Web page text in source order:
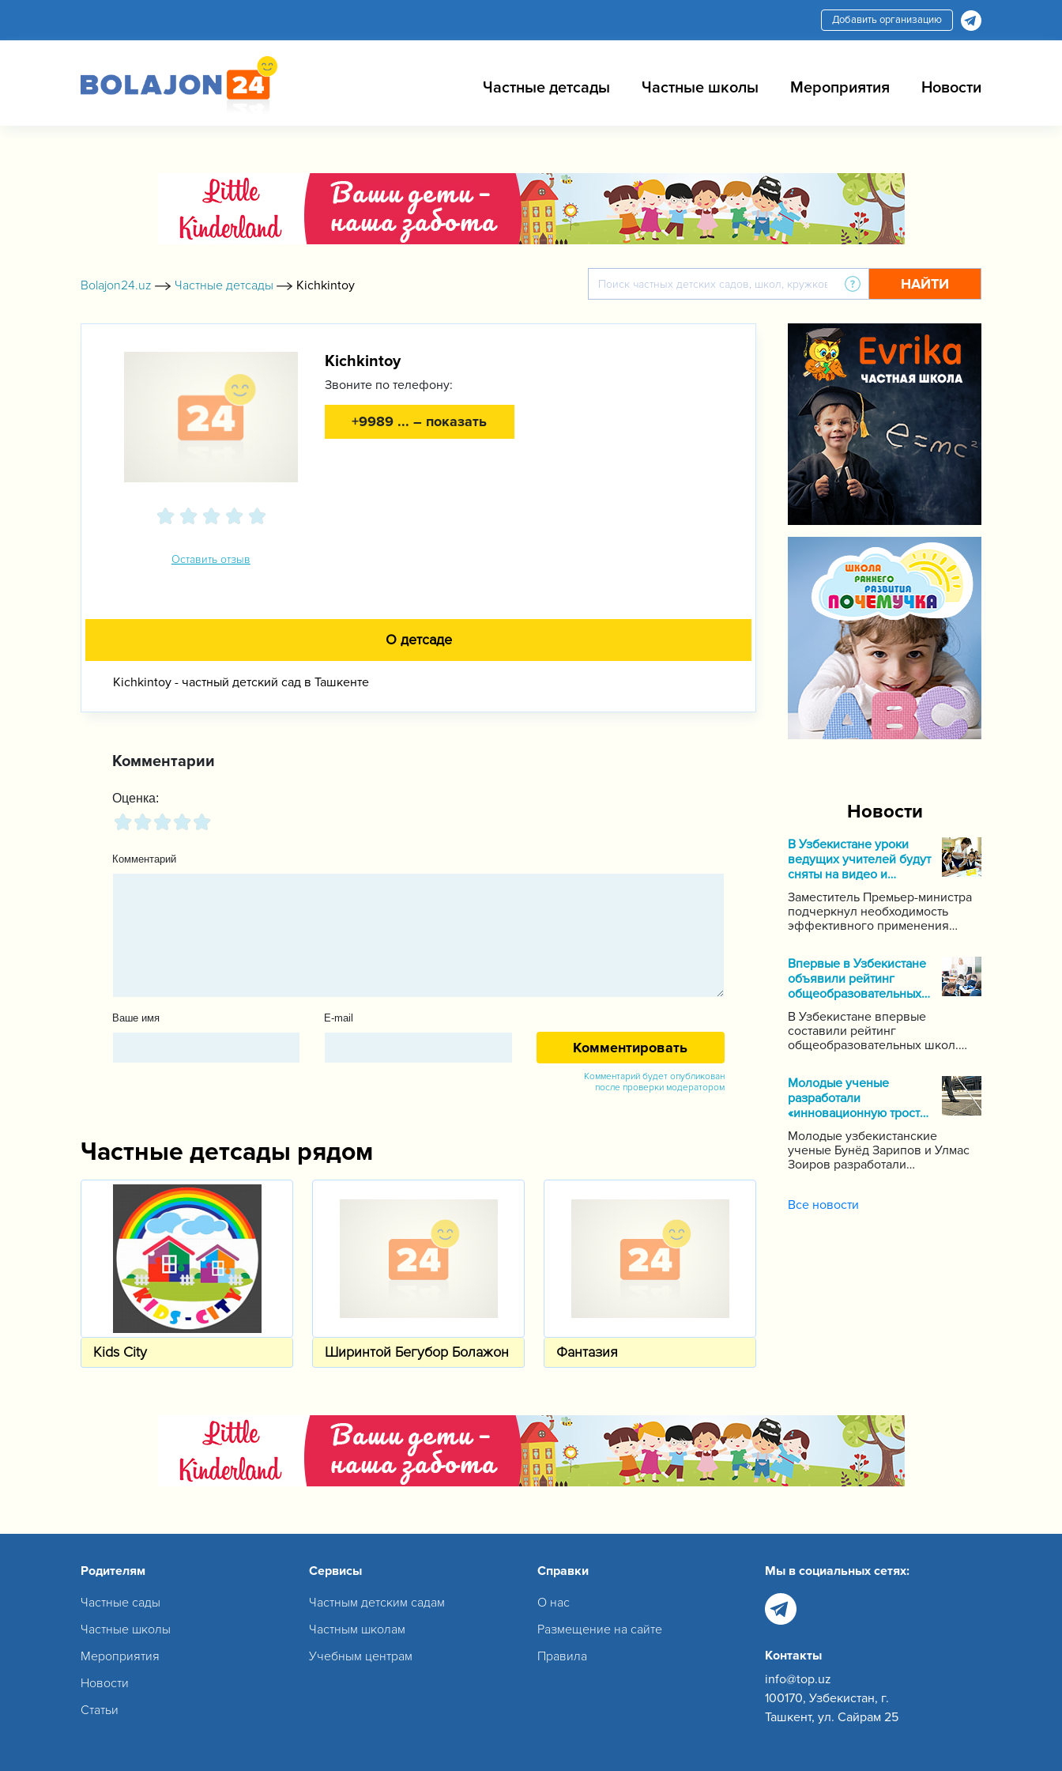
Добавить организацию
Частные детсады Частные школы Мероприятия Новости
Bolajon24.uz Частные детсады Kichkintoy НАЙТИ
Оставить отзыв
Kichkintoy
Звоните по телефону:
+9989 ... – показать
О детсаде
Kichkintoy - частный детский сад в Ташкенте
Комментарии
Оценка:
Комментарий
Ваше имя E-mail
Комментарий будет опубликован
после проверки модератором
Частные детсады рядом
Kids City Ширинтой Бегубор Болажон Фантазия
Новости
В Узбекистане уроки
ведущих учителей будут
сняты на видео и
выложены в Интернет
Заместитель Премьер-министра
подчеркнул необходимость
эффективного применения
и коммуникационных технологий
в данной области. Он поручил
создать систему для
размещения в интернете видео-
уроков самых ведущих учителей
по каждому предмету.
Впервые в Узбекистане
объявили рейтинг
общеобразовательных
школ
В Узбекистане впервые
составили рейтинг
общеобразовательных школ.
почти 1000 школ по стране,
сообщает пресс-служба
Государственной инспекции по
надзору за качеством
образования при Кабинете
Министров Республики
Узбекистан.
Молодые ученые
разработали
«инновационную трость»
для слепых
Молодые узбекистанские
ученые Бунёд Зарипов и Улмас
Зоиров разработали
слуха.
Все новости
Родителям
Частные сады
Частные школы
Мероприятия
Новости
Статьи
Сервисы
Частным детским садам
Частным школам
Учебным центрам
Справки
О нас
Размещение на сайте
Правила
Мы в социальных сетях:
Контакты
info@top.uz
100170, Узбекистан, г.
Ташкент, ул. Сайрам 25